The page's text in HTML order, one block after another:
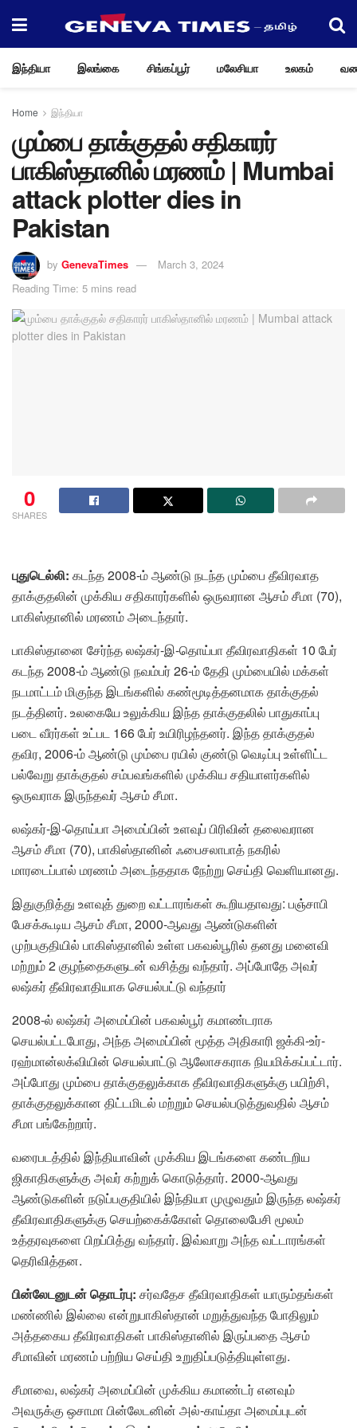
இந்தியா இலங்கை சிங்கப்பூர் மலேசியா உலகம்
Home இந்தியா
மும்பை தாக்குதல் சதிகாரர்
பாகிஸ்தானில் மரணம் | Mumbai
attack plotter dies in
Pakistan
by GenevaTimes
March 3, 2024
Reading Time: 5 mins read
0
SHARES
புதுடெல்லி: கடந்த 2008-ம் ஆண்டு நடந்த மும்பை தீவிரவாத
தாக்குதலின் முக்கிய சதிகாரர்களில் ஒருவரான ஆசம் சீமா (70),
பாகிஸ்தானில் மரணம் அடைந்தார்.
பாகிஸ்தானை சேர்ந்த லஷ்கர்-இ-தொய்பா தீவிரவாதிகள் 10 பேர்
கடந்த 2008-ம் ஆண்டு நவம்பர் 26-ம் தேதி மும்பையில் மக்கள்
நடமாட்டம் மிகுந்த இடங்களில் கண்மூடித்தனமாக தாக்குதல்
நடத்தினர். உலகையே உலுக்கிய இந்த தாக்குதலில் பாதுகாப்பு
படை வீரர்கள் உட்பட 166 பேர் உயிரிழந்தனர். இந்த தாக்குதல்
தவிர, 2006-ம் ஆண்டு மும்பை ரயில் குண்டு வெடிப்பு உள்ளிட்ட
பல்வேறு தாக்குதல் சம்பவங்களில் முக்கிய சதியாளர்களில்
ஒருவராக இருந்தவர் ஆசம் சீமா.
லஷ்கர்-இ-தொய்பா அமைப்பின் உளவுப் பிரிவின் தலைவரான
ஆசம் சீமா (70), பாகிஸ்தானின் ஃபைசலாபாத் நகரில்
மாரடைப்பால் மரணம் அடைந்ததாக நேற்று செய்தி வெளியானது.
இதுகுறித்து உளவுத் துறை வட்டாரங்கள் கூறியதாவது: பஞ்சாபி
பேசக்கூடிய ஆசம் சீமா, 2000-ஆவது ஆண்டுகளின்
முற்பகுதியில் பாகிஸ்தானில் உள்ள பகவல்பூரில் தனது மனைவி
மற்றும் 2 குழந்தைகளுடன் வசித்து வந்தார். அப்போதே அவர்
லஷ்கர் தீவிரவாதியாக செயல்பட்டு வந்தார்
2008-ல் லஷ்கர் அமைப்பின் பகவல்பூர் கமாண்டராக
செயல்பட்டபோது, அந்த அமைப்பின் மூத்த அதிகாரி ஜக்கி-உர்-
ரஹ்மான்லக்வியின் செயல்பாட்டு ஆலோசகராக நியமிக்கப்பட்டார்.
அப்போது மும்பை தாக்குதலுக்காக தீவிரவாதிகளுக்கு பயிற்சி,
தாக்குதலுக்கான திட்டமிடல் மற்றும் செயல்படுத்துவதில் ஆசம்
சீமா பங்கேற்றார்.
வரைபடத்தில் இந்தியாவின் முக்கிய இடங்களை கண்டறிய
ஜிகாதிகளுக்கு அவர் கற்றுக் கொடுத்தார். 2000-ஆவது
ஆண்டுகளின் நடுப்பகுதியில் இந்தியா முழுவதும் இருந்த லஷ்கர்
தீவிரவாதிகளுக்கு செயற்கைக்கோள் தொலைபேசி மூலம்
உத்தரவுகளை பிறப்பித்து வந்தார். இவ்வாறு அந்த வட்டாரங்கள்
தெரிவித்தன.
பின்லேடனுடன் தொடர்பு: சர்வதேச தீவிரவாதிகள் யாரும்தங்கள்
மண்ணில் இல்லை என்றுபாகிஸ்தான் மறுத்துவந்த போதிலும்
அத்தகைய தீவிரவாதிகள் பாகிஸ்தானில் இருப்பதை ஆசம்
சீமாவின் மரணம் பற்றிய செய்தி உறுதிப்படுத்தியுள்ளது.
சீமாவை, லஷ்கர் அமைப்பின் முக்கிய கமாண்டர் எனவும்
அவருக்கு ஒசாமா பின்லேடனின் அல்-காய்தா அமைப்புடன்